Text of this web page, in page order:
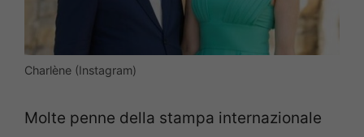
Charlène (Instagram)
Molte penne della stampa internazionale